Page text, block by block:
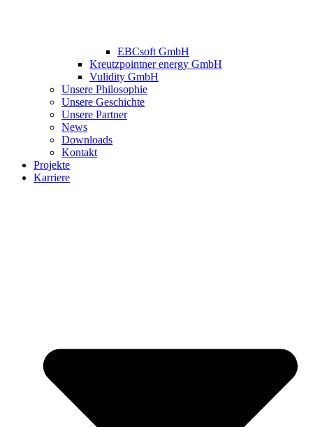
EBCsoft GmbH
Kreutzpointner energy GmbH
Vulidity GmbH
Unsere Philosophie
Unsere Geschichte
Unsere Partner
News
Downloads
Kontakt
Projekte
Karriere